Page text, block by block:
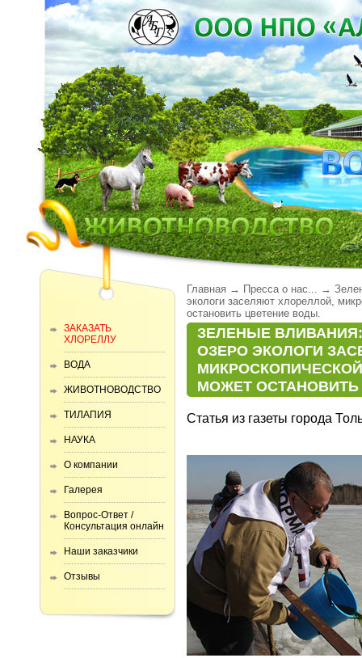
ЗАКАЗАТЬ
ХЛОРЕЛЛУ
ВОДА
ЖИВОТНОВОДСТВО
ТИЛАПИЯ
НАУКА
О компании
Галерея
Вопрос-Ответ /
Консультация онлайн
Наши заказчики
Отзывы
Главная → Пресса о нас... →
экологи заселяют хлореллой,
остановить цветение воды.
ЗЕЛЕНЫЕ
ОЗЕРО ЭКОЛОГИ
МОЖЕТ
Статья из газеты города